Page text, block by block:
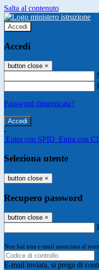
Salta al contenuto
Accedi
Accedi
button close ×
Password dimenticata?
-
Entra con SPID Entra con
Seleziona utente
button close ×
Recupero password
button close ×
Non hai una e-mail associata al
E-mail inviata, si prega di